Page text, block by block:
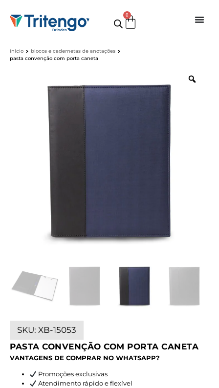
0
início
blocos e cadernetas de anotações
pasta convenção com porta caneta
SKU: XB-15053
PASTA CONVENÇÃO COM PORTA CANETA
VANTAGENS DE COMPRAR NO WHATSAPP?
Promoções exclusivas
Atendimento rápido e flexível